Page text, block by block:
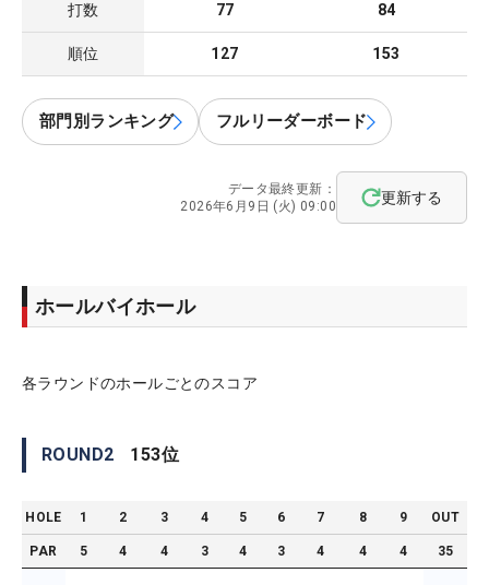
打数 77 84
順位 127 153
部門別ランキング フルリーダーボード
データ最終更新：
2026年6月9日 (火) 09:00
更新する
ホールバイホール
各ラウンドのホールごとのスコア
ROUND2 153位
HOLE 1 2 3 4 5 6 7 8 9 OUT
PAR 5 4 4 3 4 3 4 4 4 35